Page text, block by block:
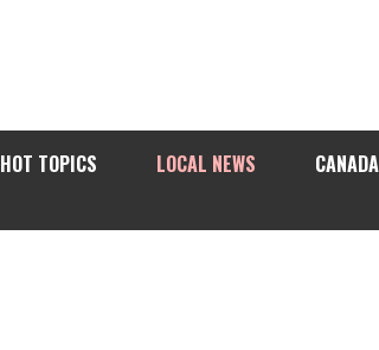
HOT TOPICS LOCAL NEWS